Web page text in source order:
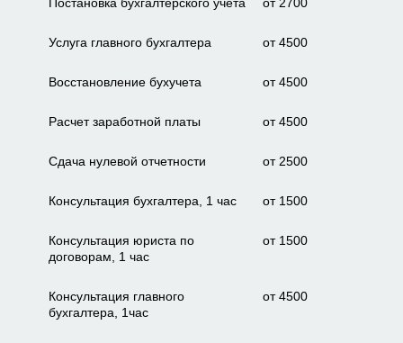
Постановка бухгалтерского учета от 2700
Услуга главного бухгалтера от 4500
Восстановление бухучета от 4500
Расчет заработной платы от 4500
Сдача нулевой отчетности от 2500
Консультация бухгалтера, 1 час от 1500
Консультация юриста по
договорам, 1 час
от 1500
Консультация главного
бухгалтера, 1час
от 4500